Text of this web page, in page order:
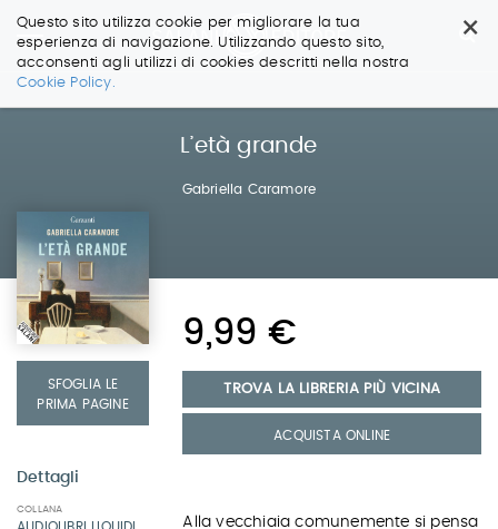
×
Questo sito utilizza cookie per migliorare la tua
esperienza di navigazione. Utilizzando questo sito,
acconsenti agli utilizzi di cookies descritti nella nostra
Cookie Policy.
Salta
L’età grande
Gabriella Caramore
SFOGLIA LE
PRIMA PAGINE
Dettagli
COLLANA
9,99 €
TROVA LA LIBRERIA PIÙ VICINA
ACQUISTA ONLINE
Alla vecchiaia comunemente si pensa